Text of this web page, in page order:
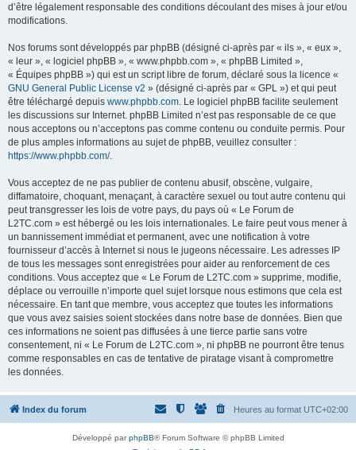
d’être légalement responsable des conditions découlant des mises à jour et/ou
modifications.
Nos forums sont développés par phpBB (désigné ci-après par « ils », « eux »,
« leur », « logiciel phpBB », « www.phpbb.com », « phpBB Limited »,
« Équipes phpBB ») qui est un script libre de forum, déclaré sous la licence «
GNU General Public License v2 » (désigné ci-après par « GPL ») et qui peut
être téléchargé depuis www.phpbb.com. Le logiciel phpBB facilite seulement
les discussions sur Internet. phpBB Limited n’est pas responsable de ce que
nous acceptons ou n’acceptons pas comme contenu ou conduite permis. Pour
de plus amples informations au sujet de phpBB, veuillez consulter :
https://www.phpbb.com/.
Vous acceptez de ne pas publier de contenu abusif, obscène, vulgaire,
diffamatoire, choquant, menaçant, à caractère sexuel ou tout autre contenu qui
peut transgresser les lois de votre pays, du pays où « Le Forum de
L2TC.com » est hébergé ou les lois internationales. Le faire peut vous mener à
un bannissement immédiat et permanent, avec une notification à votre
fournisseur d’accès à Internet si nous le jugeons nécessaire. Les adresses IP
de tous les messages sont enregistrées pour aider au renforcement de ces
conditions. Vous acceptez que « Le Forum de L2TC.com » supprime, modifie,
déplace ou verrouille n’importe quel sujet lorsque nous estimons que cela est
nécessaire. En tant que membre, vous acceptez que toutes les informations
que vous avez saisies soient stockées dans notre base de données. Bien que
ces informations ne soient pas diffusées à une tierce partie sans votre
consentement, ni « Le Forum de L2TC.com », ni phpBB ne pourront être tenus
comme responsables en cas de tentative de piratage visant à compromettre
les données.
Index du forum Heures au format UTC+02:00
Développé parphpBB® Forum Software © phpBB Limited